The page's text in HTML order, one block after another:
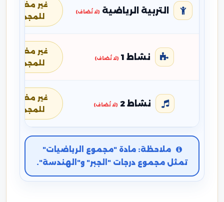
التربية الرياضية (لا تُضاف)
غير مضافة
للمجموع
نشاط 1 (لا تُضاف)
غير مضافة
للمجموع
نشاط 2 (لا تُضاف)
غير مضافة
للمجموع
ملاحظة: مادة "مجموع الرياضيات"
تمثل مجموع درجات "الجبر" و"الهندسة".